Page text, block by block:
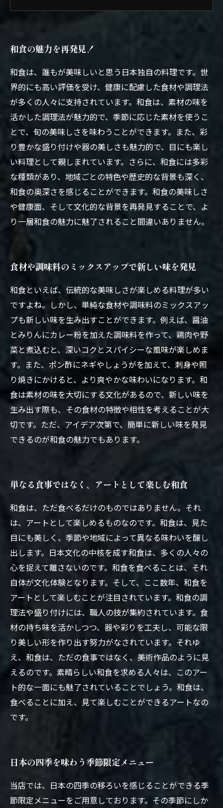
和食の魅力を再発見！
和食は、誰もが美味しいと思う日本独自の料理です。世
界的にも高い評価を受け、健康に配慮した食材や調理法
が多くの人々に支持されています。和食は、素材の味を
活かした調理法が魅力的で、季節に応じた素材を使うこ
とで、旬の美味しさを味わうことができます。また、彩
り豊かな盛り付けや器の美しさも魅力的で、目にも楽し
い料理として親しまれています。さらに、和食には多彩
な種類があり、地域ごとの特色や歴史的な背景も深く、
和食の奥深さを感じることができます。和食の美味しさ
や健康面、そして文化的な背景を再発見することで、よ
り一層和食の魅力に魅了されること間違いありません。
食材や調味料のミックスアップで新しい味を発見
和食といえば、伝統的な美味しさが楽しめる料理が多い
ですよね。しかし、単純な食材や調味料のミックスアッ
プも新しい味を生み出すことができます。例えば、醤油
とみりんにカレー粉を加えた調味料を作って、鶏肉や野
菜と煮込むと、深いコクとスパイシーな風味が楽しめま
す。また、ポン酢にネギやしょうがを加えて、刺身や照
り焼きにかけると、より爽やかな味わいになります。和
食は素材の味を大切にする文化があるので、新しい味を
生み出す際も、その食材の特徴や相性を考えることが大
切です。ただ、アイデア次第で、簡単に新しい味を発見
できるのが和食の魅力でもあります。
単なる食事ではなく、アートとして楽しむ和食
和食は、ただ食べるだけのものではありません。それ
は、アートとして楽しめるものなのです。和食は、見た
目にも美しく、季節や地域によって異なる味わいを醸し
出します。日本文化の中核を成す和食は、多くの人々の
心を捉えて離さないのです。和食を食べることは、それ
自体が文化体験となります。そして、ここ数年、和食を
アートとして楽しむことが注目されています。和食の調
理法や盛り付けには、職人の技が集約されています。食
材の持ち味を活かしつつ、器や彩りを工夫し、可能な限
り美しい形を作り出す努力がなされています。それゆ
え、和食は、ただの食事ではなく、美術作品のように見
えるのです。素晴らしい和食を求める人々は、このアー
ト的な一面にも魅了されていることでしょう。和食は、
食べることに加え、見て楽しむことができるアートなの
です。
日本の四季を味わう季節限定メニュー
当店では、日本の四季の移ろいを感じることができる季
節限定メニューをご用意しております。その季節にしか